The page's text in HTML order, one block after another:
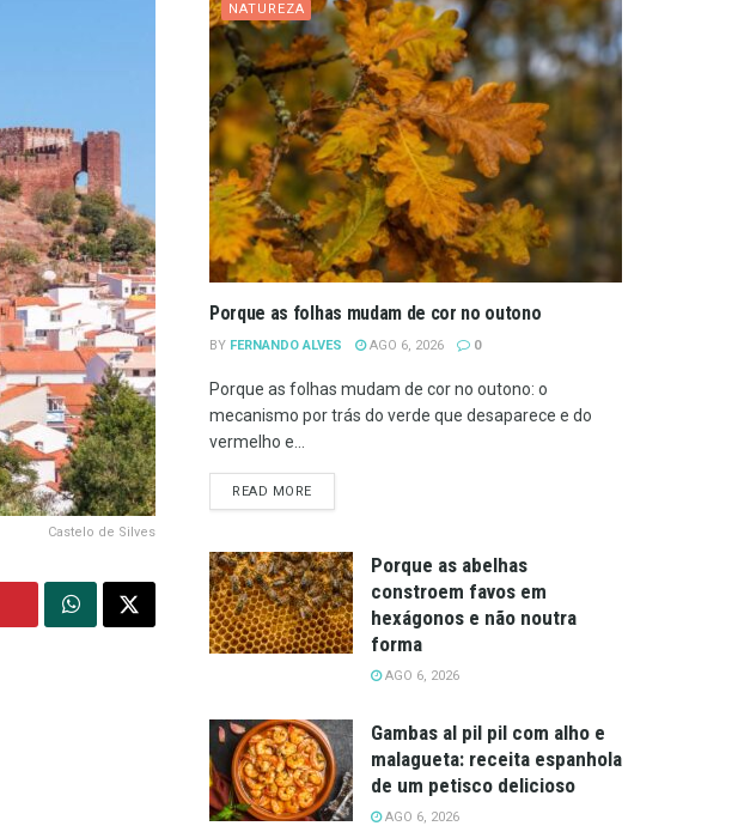
Castelo de Silves
NATUREZA
Porque as folhas mudam de cor no outono
BY FERNANDO ALVES AGO 6, 2026 0
Porque as folhas mudam de cor no outono: o
mecanismo por trás do verde que desaparece e do
vermelho e...
READ MOREDETAILS
Porque as abelhas
constroem favos em
hexágonos e não noutra
forma
AGO 6, 2026
Gambas al pil pil com alho e
malagueta: receita espanhola
de um petisco delicioso
AGO 6, 2026